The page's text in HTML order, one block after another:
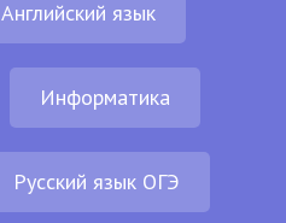
Английский язык
Информатика
Русский язык ОГЭ